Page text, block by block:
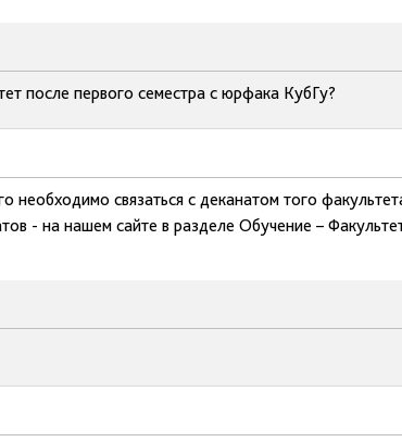
после первого семестра с юрфака КубГу?
необходимо связаться с деканатом того
- на нашем сайте в разделе Обучение –